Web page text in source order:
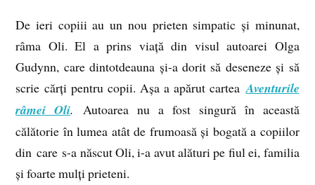
De ieri copiii au un nou prieten simpatic și minunat,
râma Oli. El a prins viață din visul autoarei Olga
Gudynn, care dintotdeauna și-a dorit să deseneze și să
scrie cărți pentru copii. Așa a apărut carteaAventurile
râmei Oli.
Autoarea nu a fost singură în această
călătorie în lumea atât de frumoasă și bogată a copiilor
din care s-a născut Oli, i-a avut alături pe fiul ei, familia
și foarte mulți prieteni.